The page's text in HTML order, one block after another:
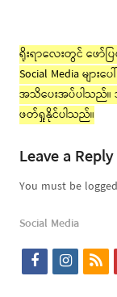
ရိုးရာလေးတွင် ဖော်ပ
Social Media မျာ
အသိပေးအပ်ပါသည်
ဖတ်ရှုနိုင်ပါသည်။
Leave a Reply
You must be
Social Media
f
i
r